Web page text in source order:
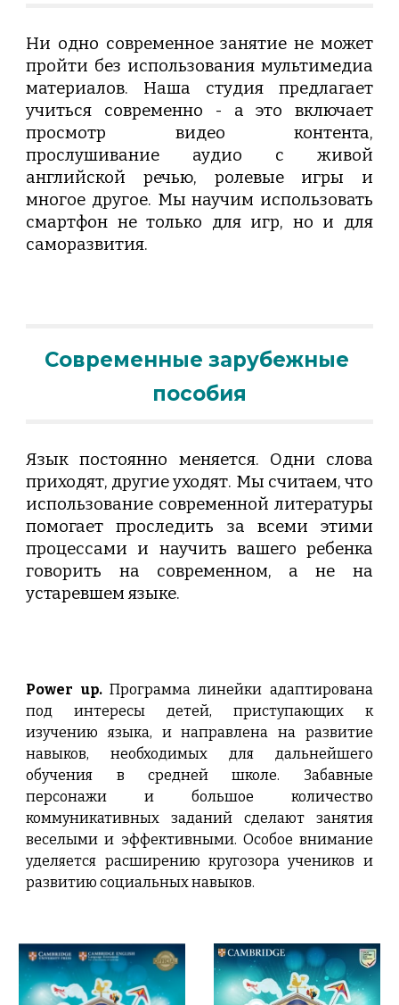
Ни одно современное занятие не может
пройти без использования мультимедиа
материалов. Наша студия предлагает
учиться современно - а это включает
просмотр видео контента,
прослушивание аудио с живой
английской речью, ролевые игры и
многое другое. Мы научим использовать
смартфон не только для игр, но и для
саморазвития.
Современные зарубежные
пособия
Язык постоянно меняется. Одни слова
приходят, другие уходят. Мы считаем, что
использование современной литературы
помогает проследить за всеми этими
процессами и научить вашего ребенка
говорить на современном, а не на
устаревшем языке.
Power up.Программа линейки адаптирована
под интересы детей, приступающих к
изучению языка, и направлена на развитие
навыков, необходимых для дальнейшего
обучения в средней школе. Забавные
персонажи и большое количество
коммуникативных заданий сделают занятия
веселыми и эффективными. Особое внимание
уделяется расширению кругозора учеников и
развитию социальных навыков.